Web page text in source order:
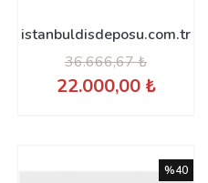
istanbuldisdeposu.com.tr
36.666,67 ₺
22.000,00 ₺
%40